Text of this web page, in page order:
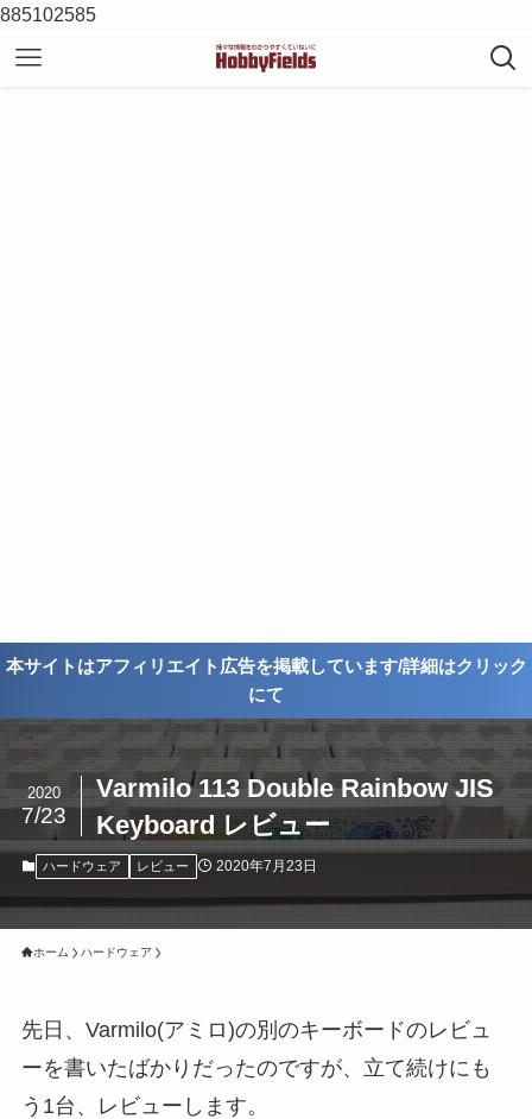
885102585
本サイトはアフィリエイト広告を掲載しています/詳細はクリック
にて
Varmilo 113 Double Rainbow JIS
Keyboard レビュー
2020
7/23
ハードウェア レビュー 2020年7月23日
ホーム ハードウェア
先日、Varmilo(アミロ)の別のキーボードのレビュ
ーを書いたばかりだったのですが、立て続けにも
う1台、レビューします。